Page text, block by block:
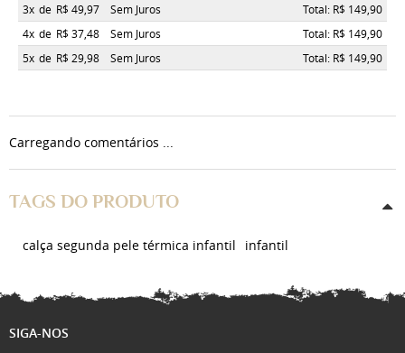
3x de R$ 49,97 Sem Juros
Total: R$ 149,90
4x de R$ 37,48 Sem Juros
Total: R$ 149,90
5x de R$ 29,98 Sem Juros Total: R$ 149,90
Carregando comentários ...
TAGS DO PRODUTO
calça segunda pele térmica infantil infantil
SIGA-NOS